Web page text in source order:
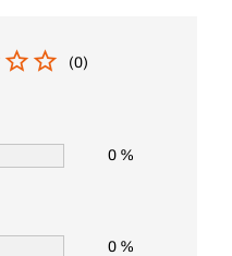
(0)
0 %
0 %